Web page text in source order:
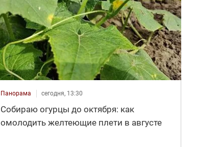
Панорама сегодня, 13:30
Собираю огурцы до октября: как
омолодить желтеющие плети в августе